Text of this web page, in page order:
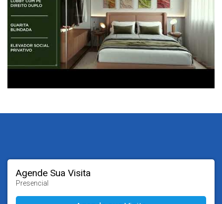
Agende Sua Visita
Presencial